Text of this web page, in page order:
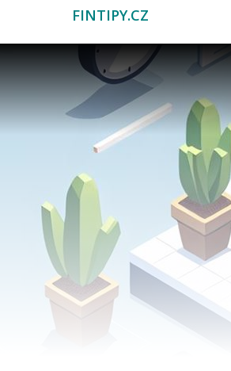
FINTIPY.CZ